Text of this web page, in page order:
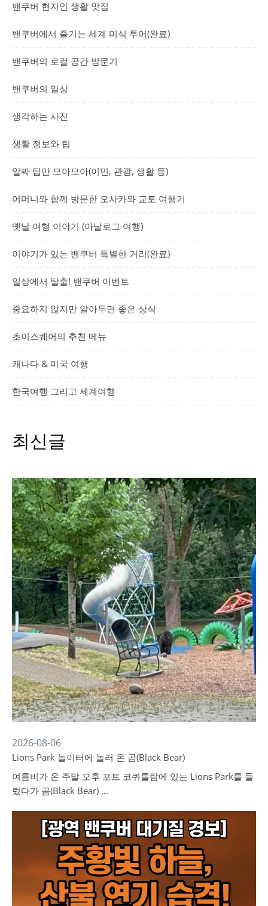
밴쿠버 현지인 생활 맛집
밴쿠버에서 즐기는 세계 미식 투어(완료)
밴쿠버의 로컬 공간 방문기
밴쿠버의 일상
생각하는 사진
생활 정보와 팁
알짜 팁만 모아모아(이민, 관광, 생활 등)
어머니와 함께 방문한 오사카와 교토 여행기
옛날 여행 이야기 (아날로그 여행)
이야기가 있는 밴쿠버 특별한 거리(완료)
일상에서 탈출! 밴쿠버 이벤트
중요하지 않지만 알아두면 좋은 상식
초이스퀘어의 추천 메뉴
캐나다 & 미국 여행
한국여행 그리고 세계여행
최신글
2026-08-06
Lions Park 놀이터에 놀러 온 곰(Black Bear)
여름비가 온 주말 오후 포트 코퀴틀람에 있는 Lions Park를 들
렀다가 곰(Black Bear) …